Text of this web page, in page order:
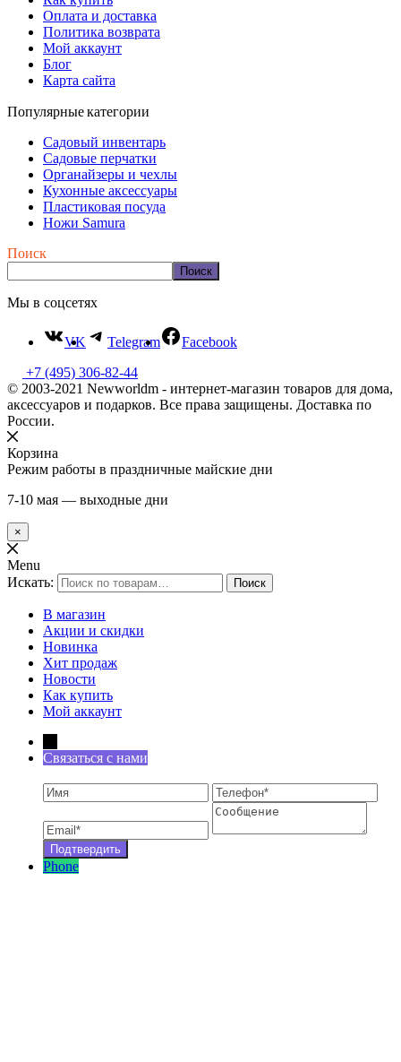
Оплата и доставка
Политика возврата
Мой аккаунт
Блог
Карта сайта
Популярные категории
Садовый инвентарь
Садовые перчатки
Органайзеры и чехлы
Кухонные аксессуары
Пластиковая посуда
Ножи Samura
Поиск
Поиск
Мы в соцсетях
VK Telegram
Facebook
+7 (495) 306-82-44
© 2003-2021 Newworldm - интернет-магазин товаров для дома,
аксессуаров и подарков. Все права защищены. Доставка по
России.
Корзина
Режим работы в праздничные майские дни
7-10 мая — выходные дни
×
Menu
Искать:
Поиск
В магазин
Акции и скидки
Новинка
Хит продаж
Новости
Как купить
Мой аккаунт
Связаться с нами
Phone